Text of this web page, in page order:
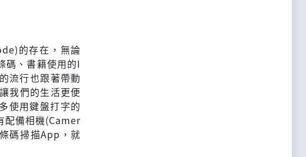
的存在，無論
碼、書籍使用的I
流行也跟著帶動
我們的生活更便
使用鍵盤打字的
配備相機(Camer
碼掃描App，就